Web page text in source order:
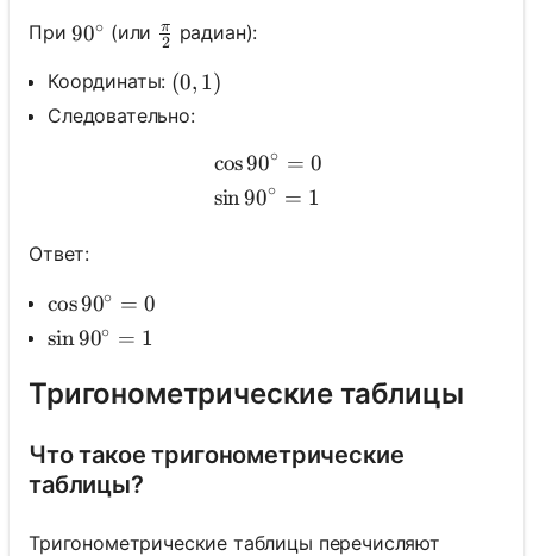
нет
вопрос
При90^{\circ}
90∘ (или \frac{\pi}{2}
2
π радиан):
Координаты: (0,1)
(0, 1)
Следовательно:
\begin{aligned} & \cos
cos90∘ = 0
sin90∘ = 1
Ответ:
\cos 90^{\circ}=0
cos90∘ = 0
\sin 90^{\circ}=1
sin90∘ = 1
Тригонометрические таблицы
Что такое тригонометрические
таблицы?
Тригонометрические таблицы перечисляют